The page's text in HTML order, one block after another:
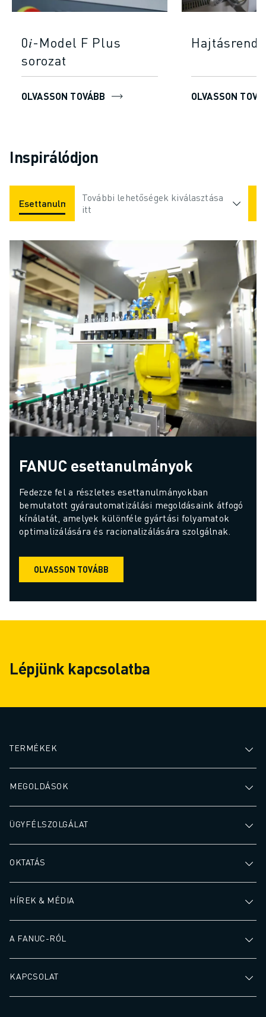
0𝑖-Model F Plus
sorozat
OLVASSON TOVÁBB OLVASSON
Inspirálódjon
Esettanulmányok Alkalmazások Iparágak
További lehetőségek kiválasztása
itt
FANUC esettanulmányok
Fedezze fel a részletes esettanulmányokban
bemutatott gyárautomatizálási megoldásaink átfogó
kínálatát, amelyek különféle gyártási folyamatok
optimalizálására és racionalizálására szolgálnak.
OLVASSON TOVÁBB
Lépjünk kapcsolatba
TERMÉKEK
MEGOLDÁSOK
ÜGYFÉLSZOLGÁLAT
OKTATÁS
HÍREK & MÉDIA
A FANUC-RÓL
KAPCSOLAT